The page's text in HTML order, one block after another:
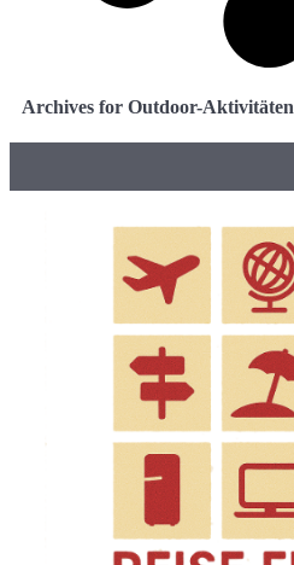
Archives for Outdoor-Aktivitäten